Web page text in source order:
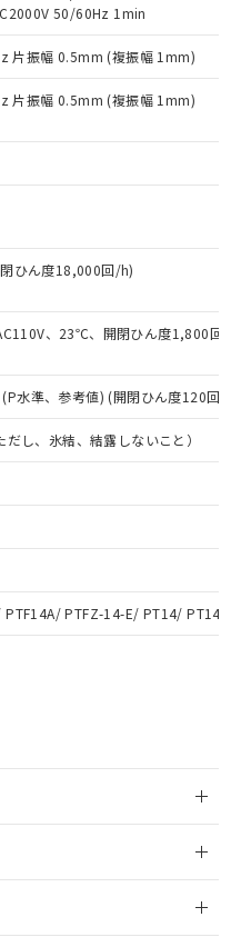
50/60Hz 1min
片振幅 0.5mm (複振幅 1mm)
片振幅 0.5mm (複振幅 1mm)
ひん度18,000回/h)
、23℃、開閉ひん度1,800回/
水準、参考値) (開閉ひん度120回/
し、氷結、結露しないこと）
PTF14A/ PTFZ-14-E/ PT14/
時点での社内デー
れるものであり、閲
実際の在庫および標
場合があることをご
たはお客様担当のオ
店・当社販売員に
売店や当社販売拠
価格結果を当社の
三者に漏洩または開
いします。
品リスト作成サー
ただくには、I-Web
録されている必要が
サイト上で当社にご
用者が、当社の製
るお客様との取
範囲で利用すること
とは、"個人情報
て"
の「1.共同利
されている法人を
1000ppm以下、 カド
下、ポリ臭化ビフェニル
化ジフェニルエーテル類
酸ビス(2-エチルヘキシ
ル酸ジイソブチル
および制御機器に対する
いては閾値を超える意
などにより、予定
ます。
ンロード
ウンロードするこ
の非含有証明書
当社基準）
で非含有を証明す
りました。
在庫切替を完了
T26572)：
1000ppm、 Cd(カドミウ
リ臭化ジフェニルエーテ
、 DIBP(フタル酸ジ
タル酸ブチルベンジ
ヘキシル)) : 1000ppm
ます。
下において有害物
境に深刻な影響を
す。
社販売部門へお問
する場合は、日本
または役務取引許
の必要な手続きを
棄する場合は、完
、違法に輸出されな
講じます。
、核兵器、ミサイ
兵器またはその他
第三者に販売する
す。また当社は、
係わる関係者が違
れがある場合は、取
ん。
在庫あり
ないが在庫あり
の在庫状況につ
当のオムロン制御
当社販売員にご確
また在庫状況の
いない機種